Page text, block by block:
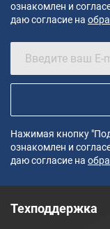
ознакомлен и
даю согласие на
Нажимая кнопку
ознакомлен и
даю согласие на
Техподдержка